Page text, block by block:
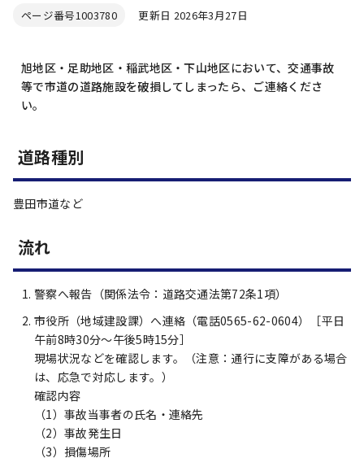
ページ番号1003780 更新日 2026年3月27日
旭地区・足助地区・稲武地区・下山地区において、交通事故
等で市道の道路施設を破損してしまったら、ご連絡くださ
い。
道路種別
豊田市道など
流れ
警察へ報告（関係法令：道路交通法第72条1項）
市役所（地域建設課）へ連絡（電話0565-62-0604）［平日
午前8時30分～午後5時15分］
現場状況などを確認します。（注意：通行に支障がある場合
は、応急で対応します。）
確認内容
（1）事故当事者の氏名・連絡先
（2）事故発生日
（3）損傷場所